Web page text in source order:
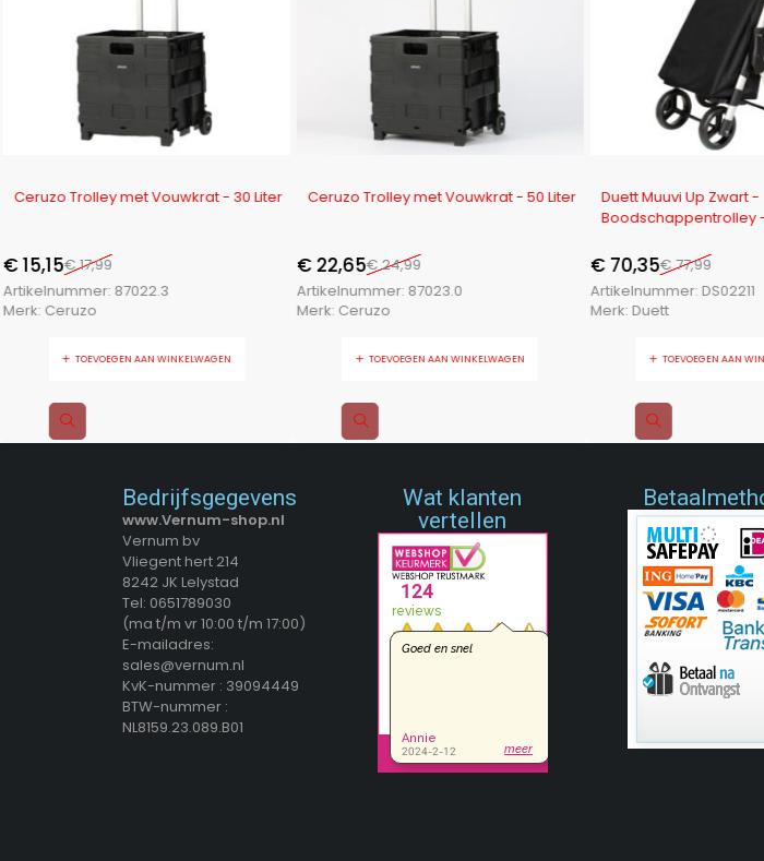
-16%
Ceruzo Trolley met Vouwkrat - 30 Liter
€17,99
€15,15
Artikelnummer: 87022.3
Merk: Ceruzo
TOEVOEGEN AAN WINKELWAGEN
-9%
Ceruzo Trolley met Vouwkrat - 50 Liter
€24,99
€22,65
Artikelnummer: 87023.0
Merk: Ceruzo
TOEVOEGEN AAN WINKELWAGEN
-10%
Duett Muuvi Up Zwart -
Boodschappentrolley
€77,99
€70,35
Artikelnummer: DS02211
Merk: Duett
TOEVOEGEN AAN
Bedrijfsgegevens
www.Vernum-shop.nl
Vernum bv
Vliegent hert 214
8242 JK Lelystad
Tel: 0651789030
(ma t/m vr 10:00 t/m 17:00)
E-mailadres:
sales@vernum.nl
KvK-nummer : 39094449
BTW-nummer :
NL8159.23.089.B01
Wat klanten
vertellen